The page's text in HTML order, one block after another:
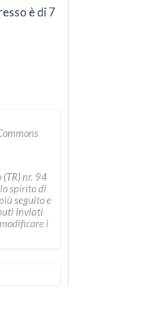
è di 7
nr. 94
spirito di
seguito e
inviati
i